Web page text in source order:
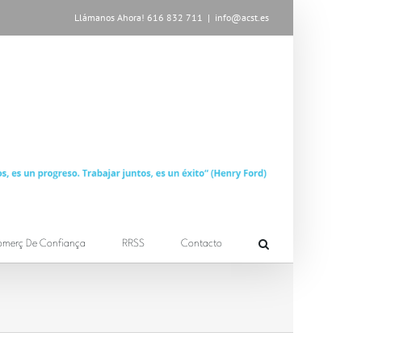
Llámanos Ahora! 616 832 711 | info@acst.es
De Confiança RRSS Contacto